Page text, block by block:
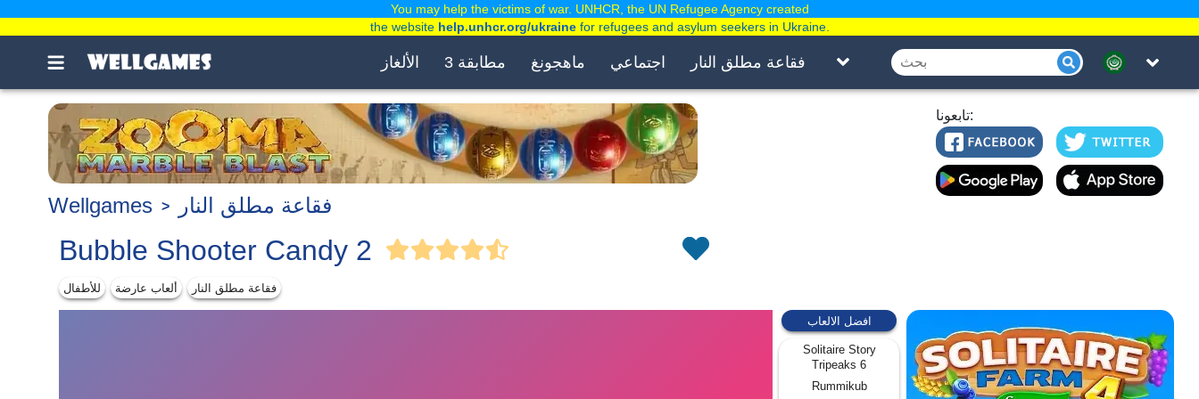
الألغاز مطابقة 3 ماهجونغ اجتماعي فقاعة مطلق النار
تابعونا:
Wellgames فقاعة مطلق النار
Bubble Shooter Candy 2
للأطفال ألعاب عارضة فقاعة مطلق النار
افضل الالعاب
Solitaire Story
Tripeaks 6
Rummikub
You may help the victims of war. UNHCR, the UN Refugee Agency created
the website help.unhcr.org/ukrainefor refugees and asylum seekers in Ukraine.